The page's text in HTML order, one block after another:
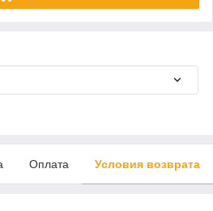
Оплата Условия возврата